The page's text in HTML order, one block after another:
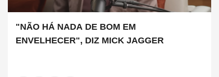
"NÃO HÁ NADA DE BOM EM
ENVELHECER", DIZ MICK JAGGER